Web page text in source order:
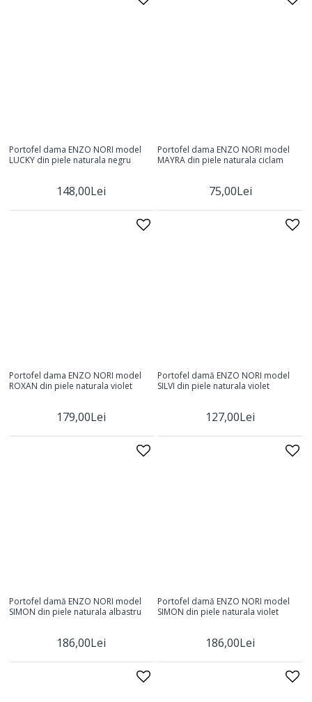
Portofel dama ENZO NORI model
LUCKY din piele naturala negru
148,00Lei
Portofel dama ENZO NORI model
MAYRA din piele naturala ciclam
75,00Lei
Portofel dama ENZO NORI model
ROXAN din piele naturala violet
179,00Lei
Portofel damă ENZO NORI model
SILVI din piele naturala violet
127,00Lei
Portofel damă ENZO NORI model
SIMON din piele naturala albastru
186,00Lei
Portofel damă ENZO NORI model
SIMON din piele naturala violet
186,00Lei